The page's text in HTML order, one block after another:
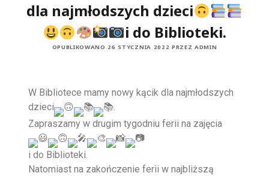
dla najmłodszych dzieci
i do Biblioteki.
OPUBLIKOWANO 26 STYCZNIA 2022 PRZEZ ADMIN
W Bibliotece mamy nowy kącik dla najmłodszych
dzieci
.
Zapraszamy w drugim tygodniu ferii na zajęcia
i do Biblioteki.
Natomiast na zakończenie ferii w najbliższą